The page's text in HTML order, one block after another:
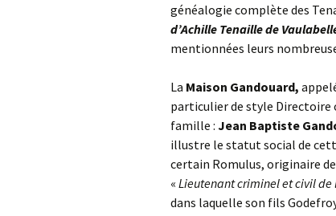
généalogie complète des
d’Achille Tenaille de
mentionnées leurs
La Maison Gandouard,
particulier de style Directoire
famille : Jean Baptiste
illustre le statut social de
certain Romulus, originaire
« Lieutenant criminel et civil
dans laquelle son fils